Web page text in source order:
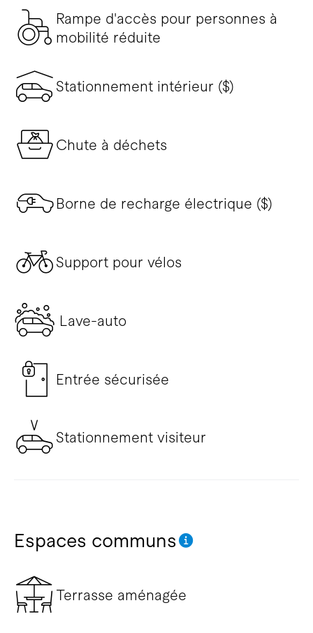
Rampe d'accès pour personnes à
mobilité réduite
Stationnement intérieur ($)
Chute à déchets
Borne de recharge électrique ($)
Support pour vélos
Lave-auto
Entrée sécurisée
Stationnement visiteur
Espaces communs
Terrasse aménagée